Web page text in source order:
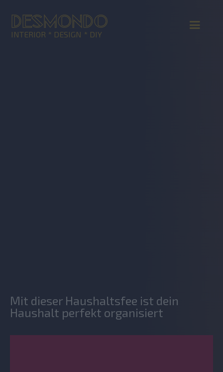
DESMONDO
INTERIOR * DESIGN * DIY
Mit dieser Haushaltsfee ist dein
Haushalt perfekt organisiert